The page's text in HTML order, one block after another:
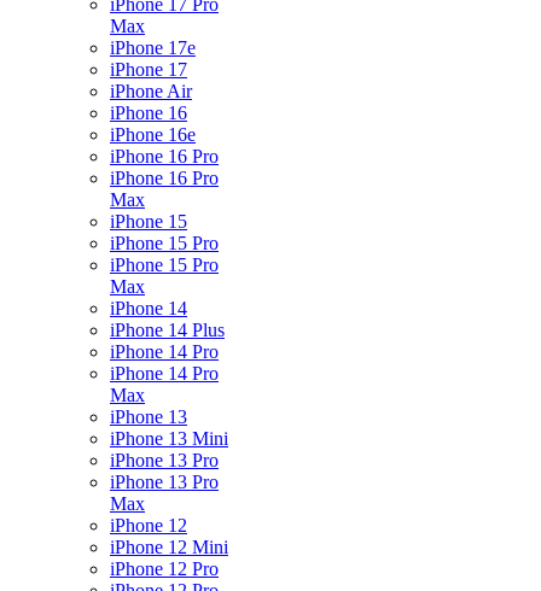
iPhone 17 Pro
Max
iPhone 17e
iPhone 17
iPhone Air
iPhone 16
iPhone 16e
iPhone 16 Pro
iPhone 16 Pro
Max
iPhone 15
iPhone 15 Pro
iPhone 15 Pro
Max
iPhone 14
iPhone 14 Plus
iPhone 14 Pro
iPhone 14 Pro
Max
iPhone 13
iPhone 13 Mini
iPhone 13 Pro
iPhone 13 Pro
Max
iPhone 12
iPhone 12 Mini
iPhone 12 Pro